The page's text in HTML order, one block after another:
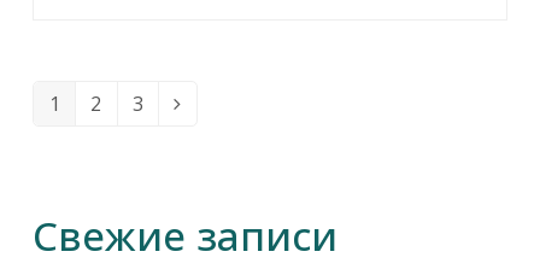
Page
1 Page
2 Page
3 Следующий
Свежие записи